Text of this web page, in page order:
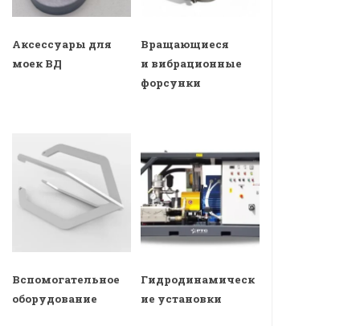
Аксессуары для
моек ВД
Вращающиеся
и вибрационные
форсунки
Вспомогательное
оборудование
Гидродинамическ
ие установки